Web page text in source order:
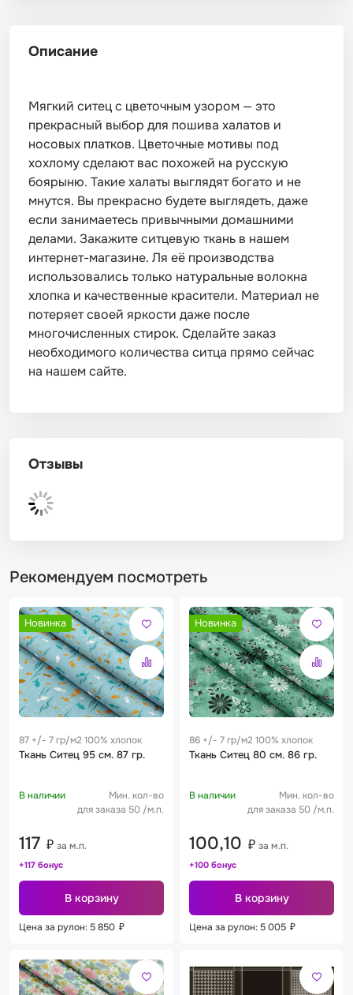
Описание
Мягкий ситец с цветочным узором — это
прекрасный выбор для пошива халатов и
носовых платков. Цветочные мотивы под
хохлому сделают вас похожей на русскую
боярыню. Такие халаты выглядят богато и не
мнутся. Вы прекрасно будете выглядеть, даже
если занимаетесь привычными домашними
делами. Закажите ситцевую ткань в нашем
интернет-магазине. Ля её производства
использовались только натуральные волокна
хлопка и качественные красители. Материал не
потеряет своей яркости даже после
многочисленных стирок. Сделайте заказ
необходимого количества ситца прямо сейчас
на нашем сайте.
Отзывы
Рекомендуем посмотреть
Новинка
87 +/- 7 гр/м2 100% хлопок
Ткань Ситец 95 см. 87 гр.
В наличии
Мин. кол-во
для заказа 50 /м.п.
117 ₽ за м.п.
+117 бонус
В корзину
Цена за рулон: 5 850 ₽
Новинка
86 +/- 7 гр/м2 100% хлопок
Ткань Ситец 80 см. 86 гр.
В наличии
Мин. кол-во
для заказа 50 /м.п.
100,10 ₽ за м.п.
+100 бонус
В корзину
Цена за рулон: 5 005 ₽